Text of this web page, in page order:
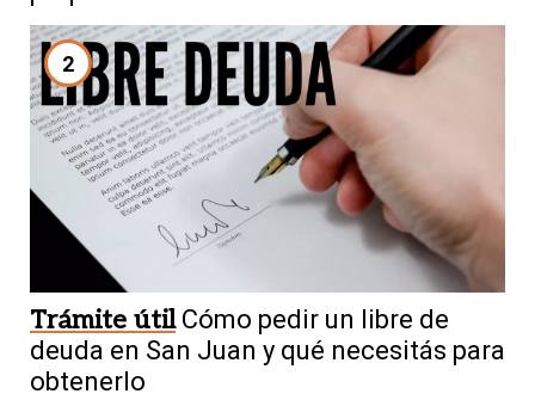
2
Trámite útil Cómo pedir un libre de
deuda en San Juan y qué necesitás para
obtenerlo